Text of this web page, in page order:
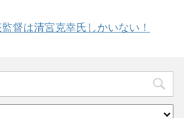
督は清宮克幸氏しかいない！